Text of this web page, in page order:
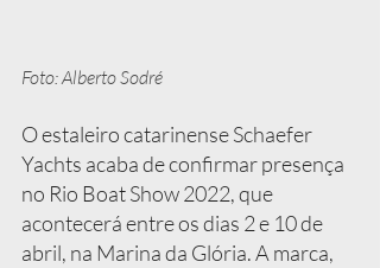
Foto: Alberto Sodré
O estaleiro catarinense Schaefer
Yachts acaba de confirmar presença
no Rio Boat Show 2022, que
acontecerá entre os dias 2 e 10 de
abril, na Marina da Glória. A marca,